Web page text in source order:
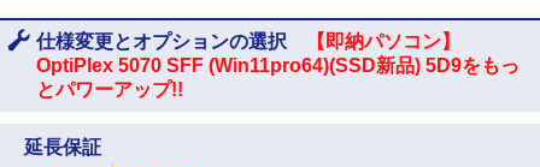
仕様変更とオプションの選択
【即納パソコン】
OptiPlex 5070 SFF (Win11pro64)(SSD新品) 5D9をもっ
とパワーアップ!!
延長保証